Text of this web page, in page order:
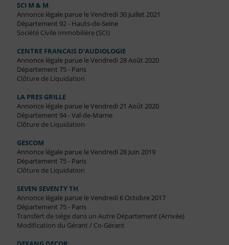
SCI M & M
Annonce légale parue le Vendredi 30 Juillet 2021
Département 92 - Hauts-de-Seine
Société Civile Immobilière (SCI)
CENTRE FRANCAIS D'AUDIOLOGIE
Annonce légale parue le Vendredi 28 Août 2020
Département 75 - Paris
Clôture de Liquidation
LA PRES GRILLE
Annonce légale parue le Vendredi 21 Août 2020
Département 94 - Val-de-Marne
Clôture de Liquidation
GESCOM
Annonce légale parue le Vendredi 28 Juin 2019
Département 75 - Paris
Clôture de Liquidation
SEVEN SEVENTY TH
Annonce légale parue le Vendredi 6 Octobre 2017
Département 75 - Paris
Transfert de siège dans un Autre Département (Arrivée)
Modification du Gérant / Co-Gérant